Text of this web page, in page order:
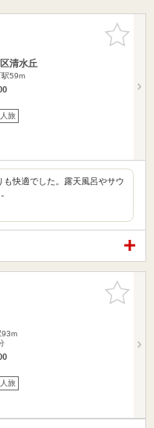
お気に入
りに追加
清水丘
駅59m
旅
快適でした。露天風呂やサウ
お気に入
りに追加
93m
旅